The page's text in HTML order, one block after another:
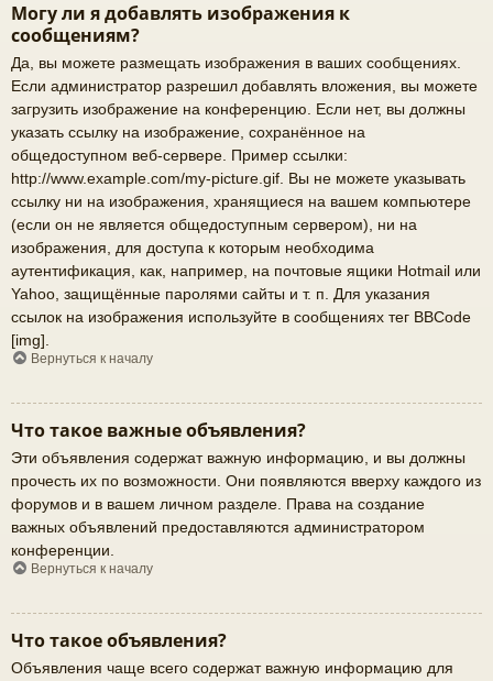
Могу ли я добавлять изображения к
сообщениям?
Да, вы можете размещать изображения в ваших сообщениях.
Если администратор разрешил добавлять вложения, вы можете
загрузить изображение на конференцию. Если нет, вы должны
указать ссылку на изображение, сохранённое на
общедоступном веб-сервере. Пример ссылки:
http://www.example.com/my-picture.gif. Вы не можете указывать
ссылку ни на изображения, хранящиеся на вашем компьютере
(если он не является общедоступным сервером), ни на
изображения, для доступа к которым необходима
аутентификация, как, например, на почтовые ящики Hotmail или
Yahoo, защищённые паролями сайты и т. п. Для указания
ссылок на изображения используйте в сообщениях тег BBCode
[img].
Вернуться к началу
Что такое важные объявления?
Эти объявления содержат важную информацию, и вы должны
прочесть их по возможности. Они появляются вверху каждого из
форумов и в вашем личном разделе. Права на создание
важных объявлений предоставляются администратором
конференции.
Вернуться к началу
Что такое объявления?
Объявления чаще всего содержат важную информацию для